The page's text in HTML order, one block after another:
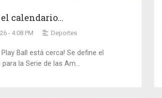
calendario...
- 4:08 PM Deportes
Play Ball está cerca! Se define el
la Serie de las Am...